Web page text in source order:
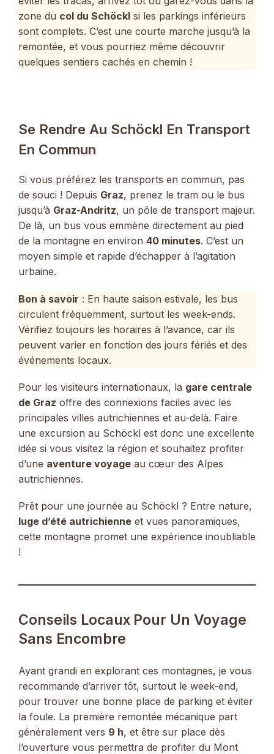
zone du col du Schöckl si les parkings inférieurs
sont complets. C’est une courte marche jusqu’à la
remontée, et vous pourriez même découvrir
quelques sentiers cachés en chemin !
Se Rendre Au Schöckl En Transport
En Commun
Si vous préférez les transports en commun, pas
de souci ! Depuis Graz, prenez le tram ou le bus
jusqu’à Graz-Andritz, un pôle de transport majeur.
De là, un bus vous emmène directement au pied
de la montagne en environ 40 minutes. C’est un
moyen simple et rapide d’échapper à l’agitation
urbaine.
Bon à savoir : En haute saison estivale, les bus
circulent fréquemment, surtout les week-ends.
Vérifiez toujours les horaires à l’avance, car ils
peuvent varier en fonction des jours fériés et des
événements locaux.
Pour les visiteurs internationaux, la gare centrale
de Graz offre des connexions faciles avec les
principales villes autrichiennes et au-delà. Faire
une excursion au Schöckl est donc une excellente
idée si vous visitez la région et souhaitez profiter
d’une aventure voyage au cœur des Alpes
autrichiennes.
Prêt pour une journée au Schöckl ? Entre nature,
luge d’été autrichienne et vues panoramiques,
cette montagne promet une expérience inoubliable
!
Conseils Locaux Pour Un Voyage
Sans Encombre
Ayant grandi en explorant ces montagnes, je vous
recommande d’arriver tôt, surtout le week-end,
pour trouver une bonne place de parking et éviter
la foule. La première remontée mécanique part
généralement vers 9 h, et être sur place dès
l’ouverture vous permettra de profiter du Mont